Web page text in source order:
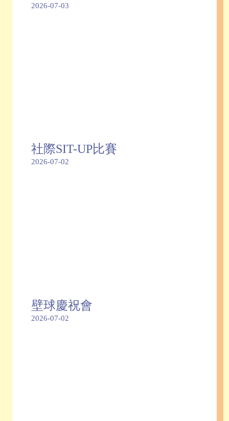
2026-07-03
社際SIT-UP比賽
2026-07-02
壁球慶祝會
2026-07-02